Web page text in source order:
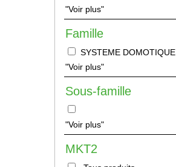
"Voir plus"
Famille
SYSTEME DOMOTIQUE
"Voir plus"
Sous-famille
"Voir plus"
MKT2